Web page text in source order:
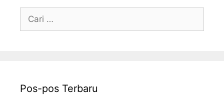
untuk:
Pos-pos Terbaru